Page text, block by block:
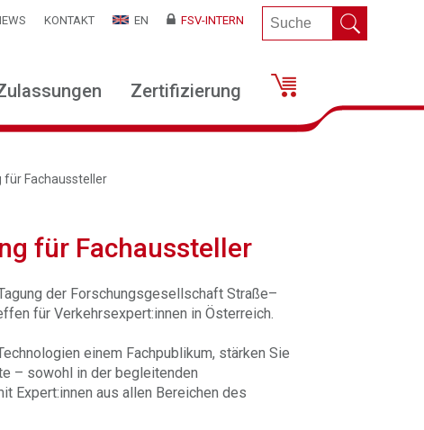
KONTAKT EN FSV-INTERN
Zertifizierung
für Fachaussteller
für Fachaussteller
der Forschungsgesellschaft Straße–
für Verkehrsexpert:innen in Österreich.
einem Fachpublikum, stärken Sie
– sowohl in der begleitenden
Expert:innen aus allen Bereichen des